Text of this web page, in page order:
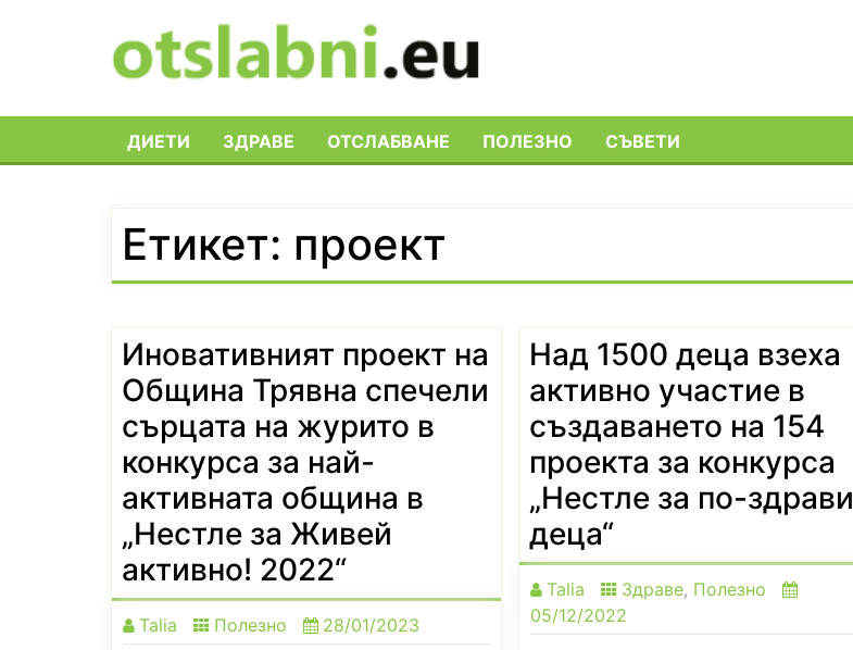
ДИЕТИ ЗДРАВЕ ОТСЛАБВАНЕ ПОЛЕЗНО СЪВЕТИ
Етикет: проект
Иновативният проект на
Община Трявна спечели
сърцата на журито в
конкурса за най-
активната община в
„Нестле за Живей
активно! 2022“
Talia Полезно 28/01/2023
Над 1500 деца взеха
активно участие в
създаването на 154
проекта за конкурса
„Нестле за по-здрави
деца“
Talia Здраве, Полезно
05/12/2022